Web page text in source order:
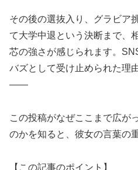
その後の選抜入り、グラビア
て大学中退という決断まで、
芯の強さが感じられます。
バズとして受け止められた理
——
この投稿がなぜここまで広が
のかを知ると、彼女の言葉の
【この記事のポイント】